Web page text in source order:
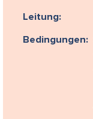
Leitung:
Bedingungen: